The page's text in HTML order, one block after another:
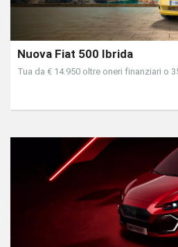
Nuova Fiat 500 Ibrida
Tua da € 14.950 oltre oneri finanziari o